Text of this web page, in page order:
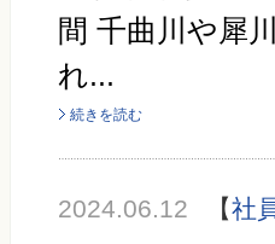
間 千曲川や犀
れ...
続きを読む
2024.06.12 【社